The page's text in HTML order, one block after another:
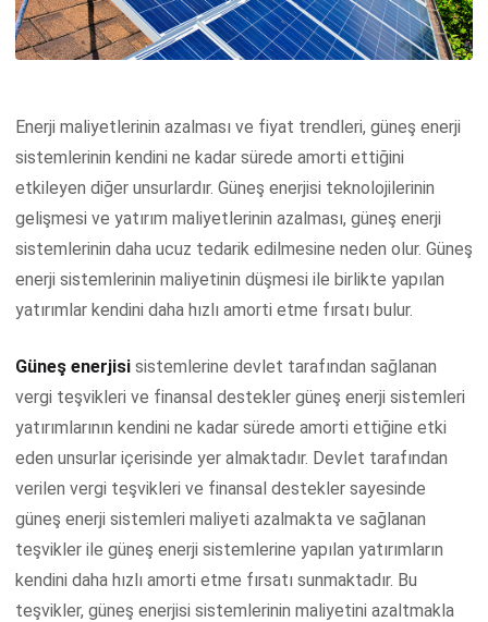
Enerji maliyetlerinin azalması ve fiyat trendleri, güneş enerji
sistemlerinin kendini ne kadar sürede amorti ettiğini
etkileyen diğer unsurlardır. Güneş enerjisi teknolojilerinin
gelişmesi ve yatırım maliyetlerinin azalması, güneş enerji
sistemlerinin daha ucuz tedarik edilmesine neden olur. Güneş
enerji sistemlerinin maliyetinin düşmesi ile birlikte yapılan
yatırımlar kendini daha hızlı amorti etme fırsatı bulur.
Güneş enerjisi sistemlerine devlet tarafından sağlanan
vergi teşvikleri ve finansal destekler güneş enerji sistemleri
yatırımlarının kendini ne kadar sürede amorti ettiğine etki
eden unsurlar içerisinde yer almaktadır. Devlet tarafından
verilen vergi teşvikleri ve finansal destekler sayesinde
güneş enerji sistemleri maliyeti azalmakta ve sağlanan
teşvikler ile güneş enerji sistemlerine yapılan yatırımların
kendini daha hızlı amorti etme fırsatı sunmaktadır. Bu
teşvikler, güneş enerjisi sistemlerinin maliyetini azaltmakla